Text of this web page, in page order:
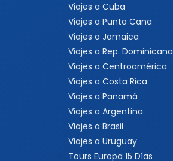
Viajes a Cuba
Viajes a Punta Cana
Viajes a Jamaica
Viajes a Rep. Dominicana
Viajes a Centroamérica
Viajes a Costa Rica
Viajes a Panamá
Viajes a Argentina
Viajes a Brasil
Viajes a Uruguay
Tours Europa 15 Días